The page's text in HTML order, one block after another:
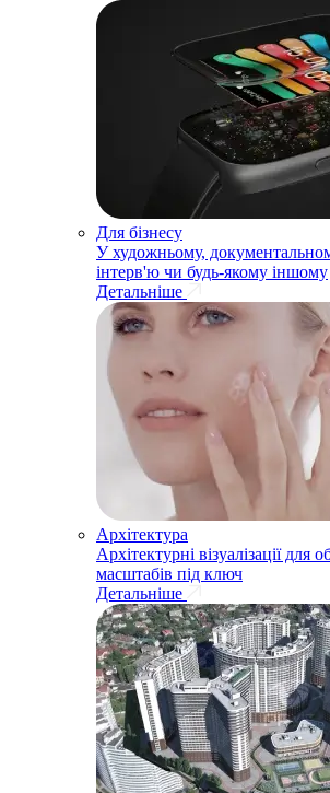
Для бізнесу
У художньому,
інтерв'ю чи будь-якому іншому
Детальніше
Архітектура
Архітектурні візуалізації для
масштабів під ключ
Детальніше